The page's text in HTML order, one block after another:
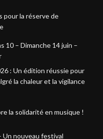
pour la réserve de
10 – Dimanche 14 juin –
: Un édition réussie pour
la chaleur et la vigilance
la solidarité en musique !
Un nouveau festival